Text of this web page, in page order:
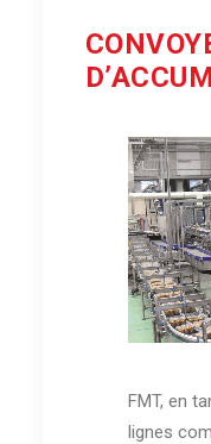
FMT, en
lignes